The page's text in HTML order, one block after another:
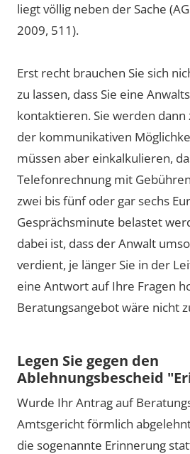
liegt völlig neben der Sache
2009, 511).
Erst recht brauchen Sie sich
zu lassen, dass Sie eine
kontaktieren. Sie werden dann
der kommunikativen
müssen aber einkalkulieren,
Telefonrechnung mit
zwei bis fünf oder gar sechs
Gesprächsminute belastet
dabei ist, dass der Anwalt
verdient, je länger Sie in der
eine Antwort auf Ihre Fragen
Beratungsangebot wäre nicht
Legen Sie gegen den
Ablehnungsbescheid
Wurde Ihr Antrag auf
Amtsgericht förmlich
die sogenannte Erinnerung